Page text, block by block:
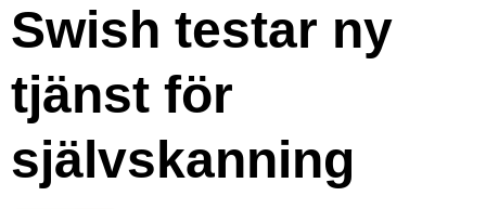
Swish testar ny
tjänst för
självskanning